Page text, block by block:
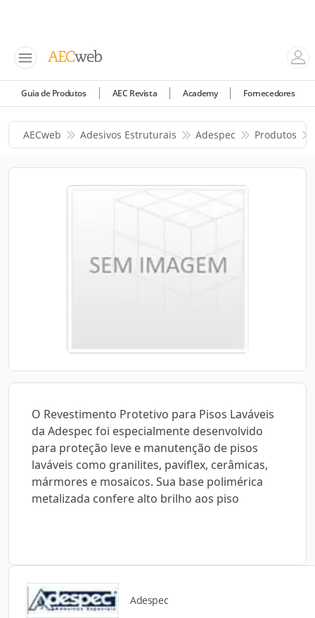
Guia de Produtos AEC Revista Academy Fornecedores
AECweb Adesivos Estruturais Adespec Produtos
O Revestimento Protetivo para Pisos Laváveis
da Adespec foi especialmente desenvolvido
para proteção leve e manutenção de pisos
laváveis como granilites, paviflex, cerâmicas,
mármores e mosaicos. Sua base polimérica
metalizada confere alto brilho aos piso
Adespec
Catálogos para Download